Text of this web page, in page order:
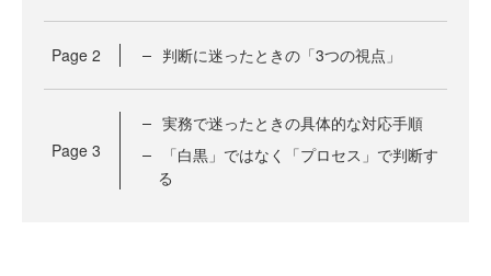
Page 2 判断に迷ったときの「3つの視点」
Page 3
実務で迷ったときの具体的な対応手順
「白黒」ではなく「プロセス」で判断す
る